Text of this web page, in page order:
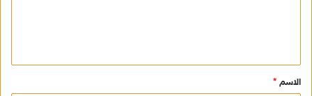
ق
*
الاسم *